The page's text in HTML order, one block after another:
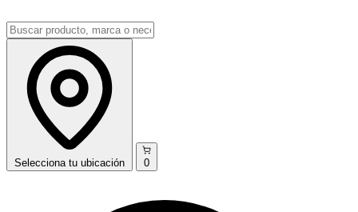
Selecciona tu ubicación 0